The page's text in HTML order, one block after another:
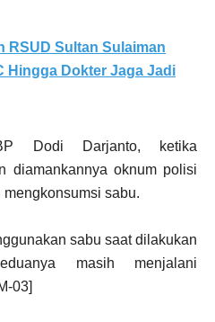
RSUD Sultan Sulaiman
Hingga Dokter Jaga Jadi
Dodi Darjanto, ketika
diamankannya oknum polisi
sabu.
sabu saat dilakukan
masih menjalani
03]